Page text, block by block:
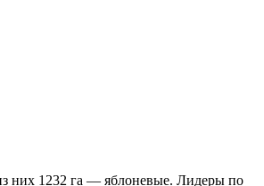
них 1232 га — яблоневые. Лидеры по